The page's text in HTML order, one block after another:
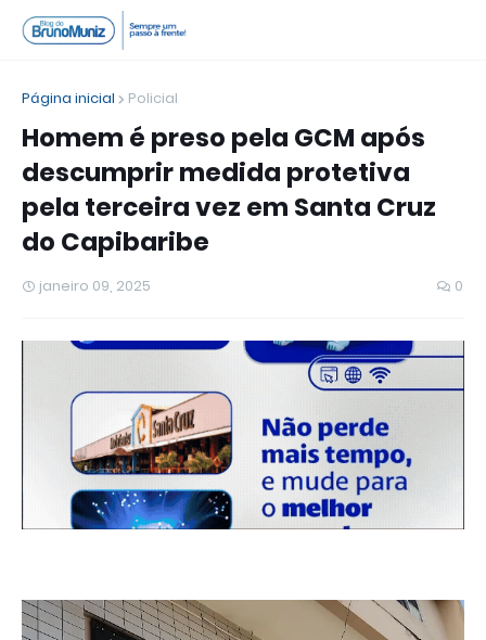
Página inicial Policial
Homem é preso pela GCM após
descumprir medida protetiva
pela terceira vez em Santa Cruz
do Capibaribe
janeiro 09, 2025 0